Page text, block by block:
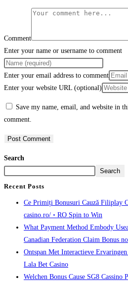
Comment
Enter your name or username to comment
Enter your email address to comment
Enter your website URL (optional)
Save my name, email, and website in
comment.
Search
Search
Recent Posts
Ce Primiți Bonusuri Cauză Filiplay
casino.ro/ ◦ RO Spin to Win
What Payment Method Embody
Canadian Federation Claim Bonus
Ontspan Met Interactieve
Lala Bet Casino
Welchen Bonus Cause SG8 Cassino